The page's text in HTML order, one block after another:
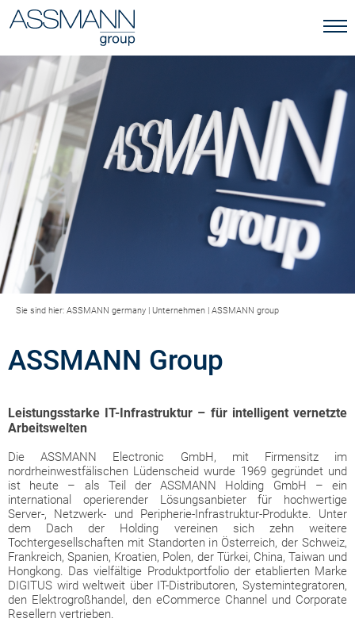
Sie sind hier: ASSMANN germany | Unternehmen | ASSMANN group
ASSMANN Group
Leistungsstarke IT-Infrastruktur – für intelligent vernetzte
Arbeitswelten
Die ASSMANN Electronic GmbH, mit Firmensitz im
nordrheinwestfälischen Lüdenscheid wurde 1969 gegründet und
ist heute – als Teil der ASSMANN Holding GmbH – ein
international operierender Lösungsanbieter für hochwertige
Server-, Netzwerk- und Peripherie-Infrastruktur-Produkte. Unter
dem Dach der Holding vereinen sich zehn weitere
Tochtergesellschaften mit Standorten in Österreich, der Schweiz,
Frankreich, Spanien, Kroatien, Polen, der Türkei, China, Taiwan und
Hongkong. Das vielfältige Produktportfolio der etablierten Marke
DIGITUS wird weltweit über IT-Distributoren, Systemintegratoren,
den Elektrogroßhandel, den eCommerce Channel und Corporate
Resellern vertrieben.